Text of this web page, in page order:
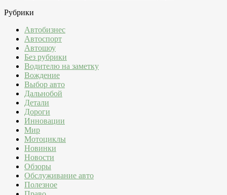
Рубрики
Автобизнес
Автоспорт
Автошоу
Без рубрики
Водителю на заметку
Вождение
Выбор авто
Дальнобой
Детали
Дороги
Инновации
Мир
Мотоциклы
Новинки
Новости
Обзоры
Обслуживание авто
Полезное